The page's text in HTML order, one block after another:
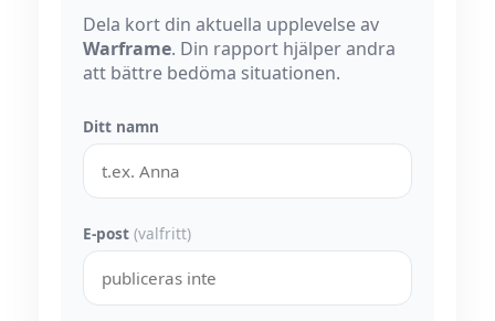
Dela kort din aktuella upplevelse av
Warframe. Din rapport hjälper andra
att bättre bedöma situationen.
Ditt namn
E-post (valfritt)